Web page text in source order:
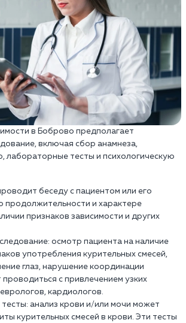
в Боброво предполагает
включая сбор анамнеза,
лабораторные тесты и психологическую
беседу с пациентом или его
продолжительности и характере
признаков зависимости и других
осмотр пациента на наличие
употребления курительных смесей,
глаз, нарушение координации
с привлечением узких
кардиологов.
анализ крови и/или мочи может
курительных смесей в крови. Эти тесты